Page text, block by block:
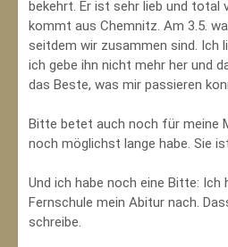
bekehrt. Er ist sehr lieb und total
kommt aus Chemnitz. Am 3.5.
seitdem wir zusammen sind. Ich
ich gebe ihn nicht mehr her und
das Beste, was mir passieren
Bitte betet auch noch für meine
noch möglichst lange habe. Sie
Und ich habe noch eine Bitte: Ich
Fernschule mein Abitur nach.
schreibe.